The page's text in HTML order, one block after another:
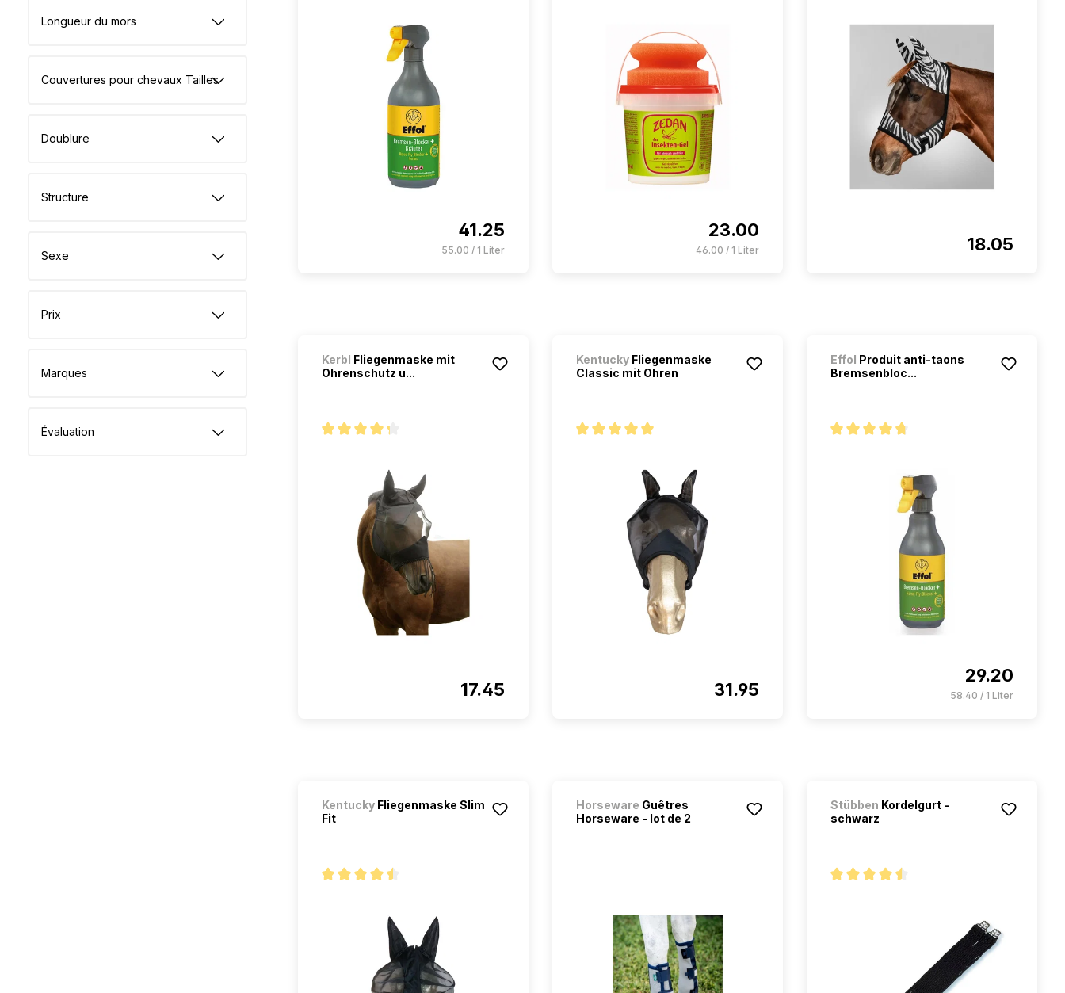
Longueur du mors
Couvertures pour chevaux Tailles
Doublure
Structure
Sexe
Prix
Marques
Évaluation
41.25
55.00 / 1 Liter
23.00
46.00 / 1 Liter 18.05
Kerbl Fliegenmaske mit
Ohrenschutz u...
17.45
KentuckyFliegenmaske
Classic mit Ohren
31.95
Effol Produit anti-taons
Bremsenbloc...
29.20
58.40 / 1 Liter
KentuckyFliegenmaske Slim
Fit
Horseware Guêtres
Horseware - lot de 2
Stübben Kordelgurt -
schwarz